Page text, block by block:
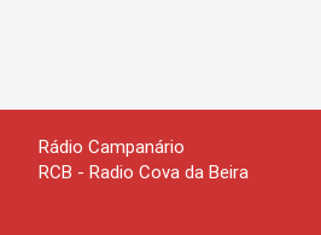
Rádio Campanário
RCB - Radio Cova da Beira